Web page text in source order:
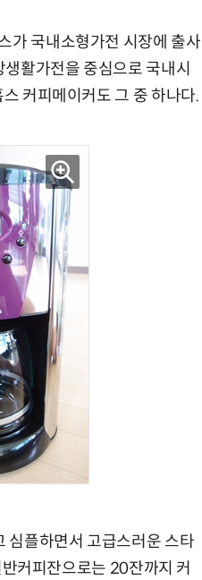
가 국내소형가전 시장에 출사
활가전을 중심으로 국내시
커피메이커도 그 중 하나다.
심플하면서 고급스러운 스타
커피잔으로는 20잔까지 커